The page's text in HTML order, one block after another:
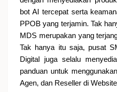
bot AI tercepat serta
PPOB yang terjamin. Tak
MDS merupakan yang
Tak hanya itu saja, pusat
Digital juga selalu
panduan untuk
Agen, dan Reseller di